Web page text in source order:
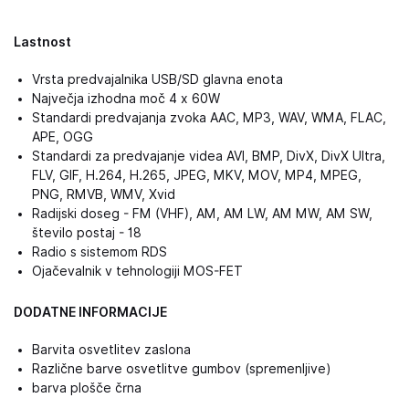
Lastnost
Vrsta predvajalnika USB/SD glavna enota
Največja izhodna moč 4 x 60W
Standardi predvajanja zvoka AAC, MP3, WAV, WMA, FLAC,
APE, OGG
Standardi za predvajanje videa AVI, BMP, DivX, DivX Ultra,
FLV, GIF, H.264, H.265, JPEG, MKV, MOV, MP4, MPEG,
PNG, RMVB, WMV, Xvid
Radijski doseg - FM (VHF), AM, AM LW, AM MW, AM SW,
število postaj - 18
Radio s sistemom RDS
Ojačevalnik v tehnologiji MOS-FET
DODATNE INFORMACIJE
Barvita osvetlitev zaslona
Različne barve osvetlitve gumbov (spremenljive)
barva plošče črna